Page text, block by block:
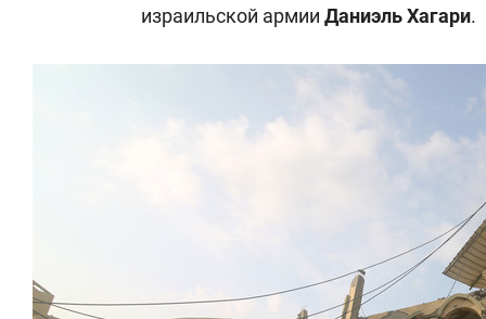
израильской армии Даниэль Хагари.
когда
свою
стрессом»